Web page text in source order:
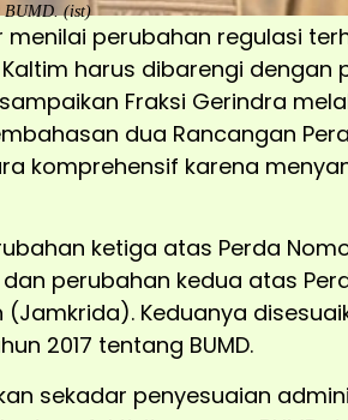
BUMD. (ist)
menilai perubahan regulasi
Kaltim harus dibarengi dengan
Fraksi Gerindra
dua Rancangan
komprehensif karena
ketiga atas Perda
perubahan kedua atas
(Jamkrida). Keduanya
2017 tentang BUMD.
sekadar penyesuaian